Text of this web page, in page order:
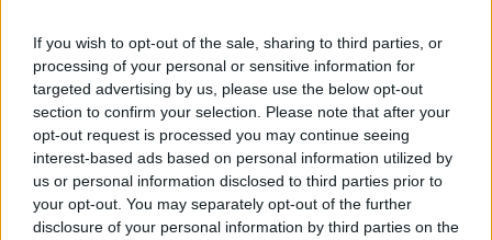
If you wish to opt-out of the sale, sharing to third parties, or
processing of your personal or sensitive information for
targeted advertising by us, please use the below opt-out
section to confirm your selection. Please note that after your
opt-out request is processed you may continue seeing
interest-based ads based on personal information utilized by
us or personal information disclosed to third parties prior to
your opt-out. You may separately opt-out of the further
disclosure of your personal information by third parties on the
Continua a leggere
NEWS E ATTUALITÀ